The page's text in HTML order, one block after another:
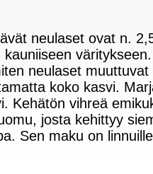
neulaset ovat n.
neulaset muuttuvat
koko kasvi.
Kehätön vihreä
josta kehittyy
Sen maku on